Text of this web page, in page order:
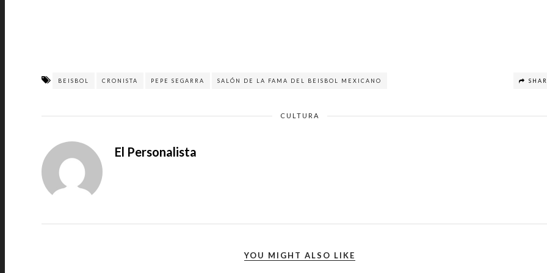
BEISBOL CRONISTA PEPE SEGARRA SALÓN DE LA FAMA DEL BEISBOL MEXICANO
CULTURA
El Personalista
YOU MIGHT ALSO LIKE